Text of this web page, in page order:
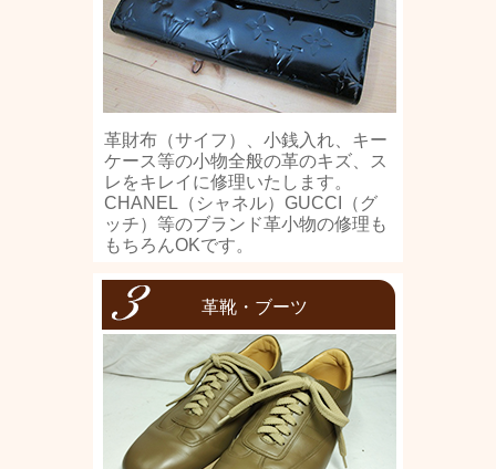
革財布（サイフ）、小銭入れ、キー
ケース等の小物全般の革のキズ、ス
レをキレイに修理いたします。
CHANEL（シャネル）GUCCI（グ
ッチ）等のブランド革小物の修理も
もちろんOKです。
革靴・ブーツ